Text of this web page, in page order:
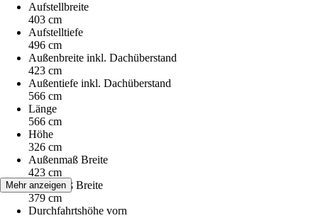
Aufstellbreite
403 cm
Aufstelltiefe
496 cm
Außenbreite inkl. Dachüberstand
423 cm
Außentiefe inkl. Dachüberstand
566 cm
Länge
566 cm
Höhe
326 cm
Außenmaß Breite
423 cm
Innenmaß Breite
379 cm
Durchfahrtshöhe vorn
Mehr anzeigen